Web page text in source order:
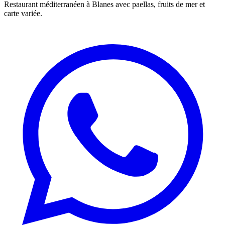
Restaurant méditerranéen à Blanes avec paellas, fruits de mer et
carte variée.